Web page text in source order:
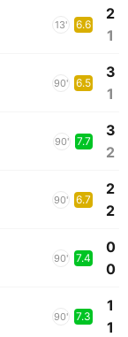
13' 6.6
2
1
90' 6.5
3
1
90' 7.7
3
2
90' 6.7
2
2
90' 7.4
0
0
90' 7.3
1
1